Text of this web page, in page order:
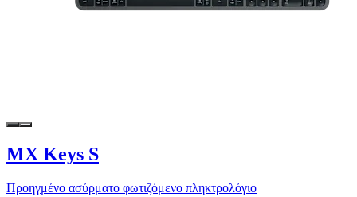
MX Keys S
Προηγμένο ασύρματο φωτιζόμενο πληκτρολόγιο